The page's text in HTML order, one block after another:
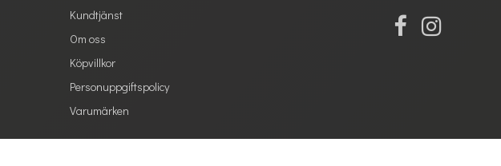
Kundtjänst
Om oss
Köpvillkor
Personuppgiftspolicy
Varumärken